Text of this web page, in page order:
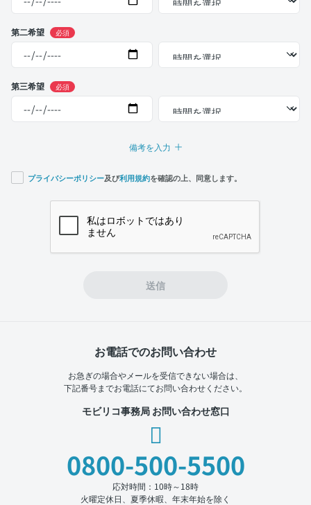
第二希望 必須
第三希望 必須
備考を入力
プライバシーポリシー及び利用規約を確認の上、同意します。
送信
お電話でのお問い合わせ
お急ぎの場合やメールを受信できない場合は、
下記番号までお電話にてお問い合わせください。
モビリコ事務局 お問い合わせ窓口
0800-500-5500
応対時間：10時～18時
火曜定休日、夏季休暇、年末年始を除く